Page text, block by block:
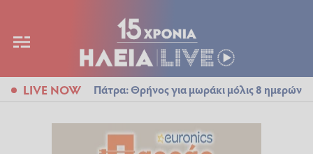
LIVE NOW Πάτρα: Θρήνος για μωράκι μόλις 8 ημερών